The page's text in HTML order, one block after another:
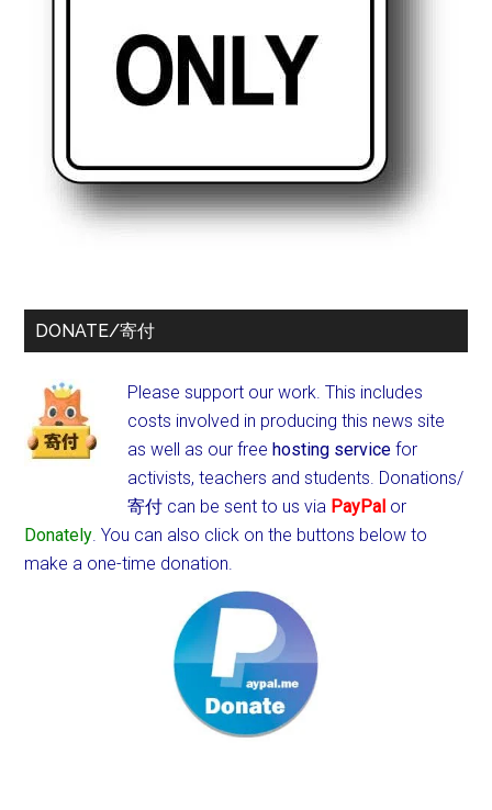
DONATE/寄付
Please support our work. This includes
costs involved in producing this news site
as well as our freehosting service for
activists, teachers and students. Donations/
寄付 can be sent to us via PayPal or
Donately. You can also click on the buttons below to
make a one-time donation.